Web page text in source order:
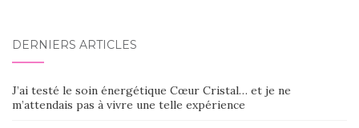
DERNIERS ARTICLES
J’ai testé le soin énergétique Cœur Cristal… et je ne
m’attendais pas à vivre une telle expérience